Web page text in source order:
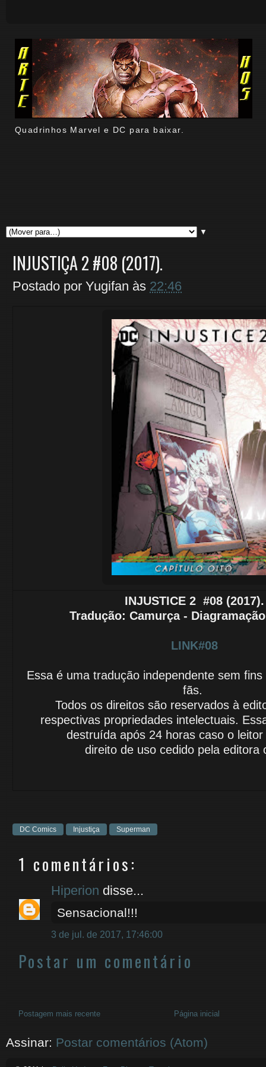
Quadrinhos Marvel e DC para baixar.
▼
INJUSTIÇA 2 #08 (2017).
Postado por Yugifan às 22:46
INJUSTICE 2 #08 (2017).
Tradução: Camurça -
LINK#08
Essa é uma tradução independente sem
fãs.
Todos os direitos são reservados à
respectivas propriedades intelectuais.
destruída após 24 horas caso o
direito de uso cedido pela editora
DC Comics Injustiça Superman
1 comentários:
Hiperion disse...
Sensacional!!!
3 de jul. de 2017, 17:46:00
Postar um comentário
Postagem mais recente Página inicial
Assinar: Postar comentários (Atom)